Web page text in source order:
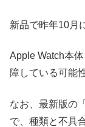
新品で昨年10月
Apple Watch本
障している可能
なお、最新版の「
で、種類と不具